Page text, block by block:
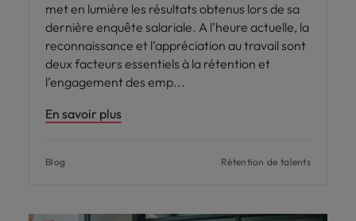
met en lumière les résultats obtenus lors de sa
dernière enquête salariale. A l’heure actuelle, la
reconnaissance et l’appréciation au travail sont
deux facteurs essentiels à la rétention et
l’engagement des emp
En savoir plus
Blog Rétention de talents